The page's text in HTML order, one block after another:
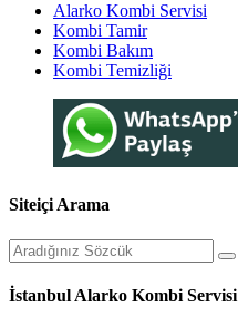
Alarko Kombi Servisi
Kombi Tamir
Kombi Bakım
Kombi Temizliği
Siteiçi Arama
İstanbul Alarko Kombi Servisi